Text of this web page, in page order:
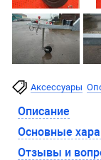
Аксессуары
Описание
Основные
Отзывы и